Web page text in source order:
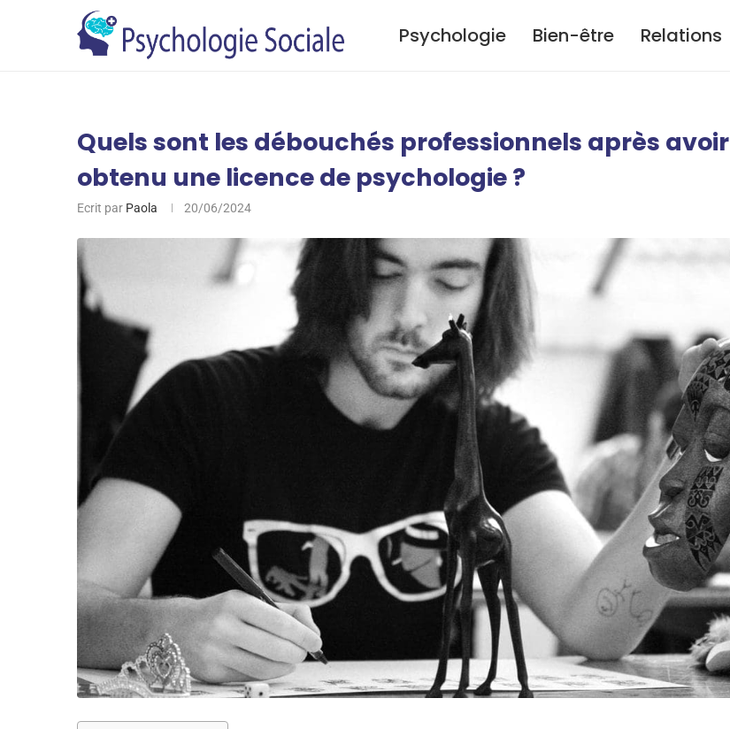
Psychologie Bien-être Relations
Quels sont les débouchés professionnels après avoir
obtenu une licence de psychologie ?
Ecrit par Paola 20/06/2024